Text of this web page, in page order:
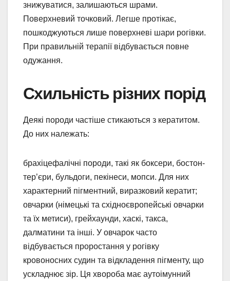
знижуватися, залишаються шрами.
Поверхневий точковий. Легше протікає,
пошкоджуються лише поверхневі шари рогівки.
При правильній терапії відбувається повне
одужання.
Схильність різних порід
Деякі породи частіше стикаються з кератитом.
До них належать:
брахіцефалічні породи, такі як боксери, бостон-
тер’єри, бульдоги, пекінеси, мопси. Для них
характерний пігментний, виразковий кератит;
овчарки (німецькі та східноєвропейські овчарки
та їх метиси), грейхаунди, хаскі, такса,
далматини та інші. У овчарок часто
відбувається проростання у рогівку
кровоносних судин та відкладення пігменту, що
ускладнює зір. Ця хвороба має аутоімунний